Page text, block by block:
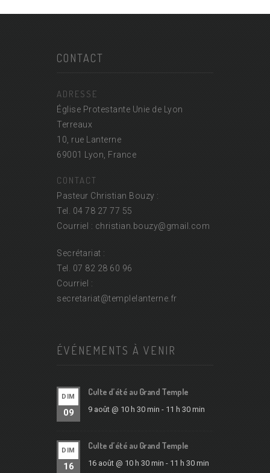
CONTACT
ADRESSE
Église Protestante Unie de Lyon
Terreaux
10, rue Lanterne
69001 Lyon, France
CONTACT
Pasteur Christian Bouzy :
Tel. 04 78 27 77 55
Courriel : christian.bouzy@gmail.com
Secrétariat :
Tel. 07 82 28 60 96
Courriel :
secretariat@templelanterne.fr
ÉVÉNEMENTS À VENIR
DIM
09
Culte d’été au Grand Temple
9 août @ 10 h 30 min - 11 h 30 min
DIM
16
Culte d’été au Grand Temple
16 août @ 10 h 30 min - 11 h 30 min